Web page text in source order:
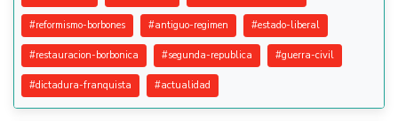
#reformismo-borbones #antiguo-regimen #estado-liberal
#restauracion-borbonica #segunda-republica #guerra-civil
#dictadura-franquista #actualidad